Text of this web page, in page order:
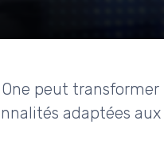
peut
adaptées